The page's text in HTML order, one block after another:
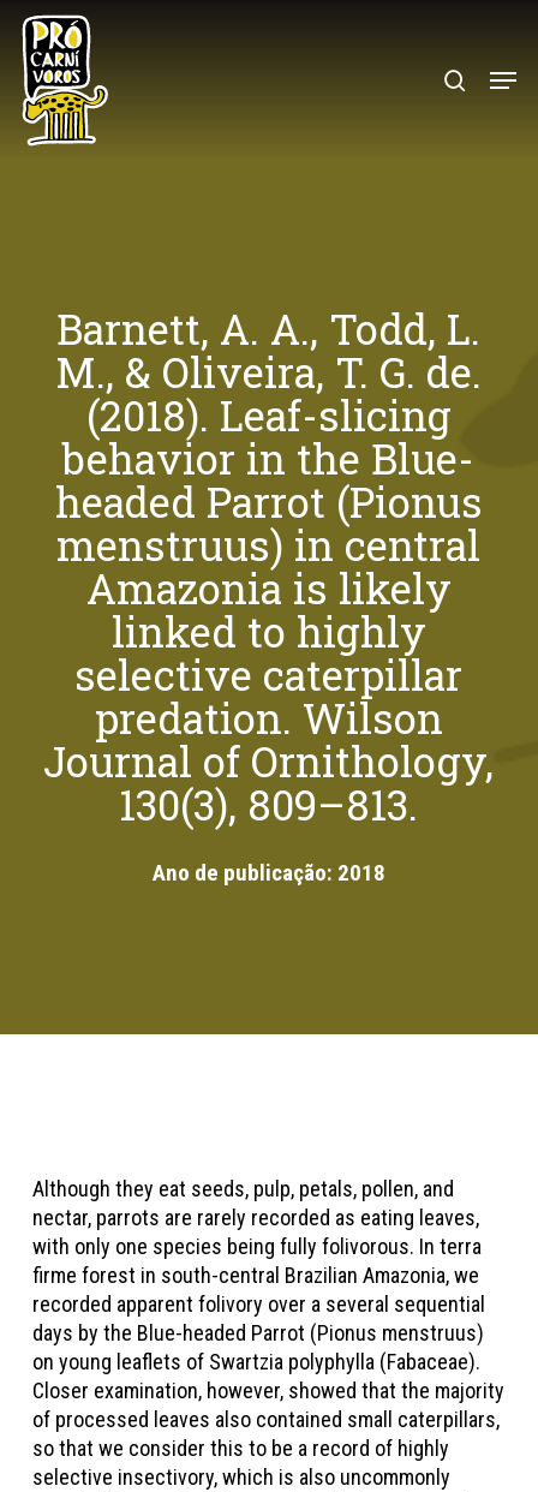
Skip
main
content
Menu
Barnett, A. A., Todd, L.
M., & Oliveira, T. G. de.
(2018). Leaf-slicing
behavior in the Blue-
headed Parrot (Pionus
menstruus) in central
Amazonia is likely
linked to highly
selective caterpillar
predation. Wilson
Journal of Ornithology,
130(3), 809–813.
Ano de publicação: 2018
Although they eat seeds, pulp, petals, pollen, and
nectar, parrots are rarely recorded as eating leaves,
with only one species being fully folivorous. In terra
firme forest in south-central Brazilian Amazonia, we
recorded apparent folivory over a several sequential
days by the Blue-headed Parrot (Pionus menstruus)
on young leaflets of Swartzia polyphylla (Fabaceae).
Closer examination, however, showed that the majority
of processed leaves also contained small caterpillars,
so that we consider this to be a record of highly
selective insectivory, which is also uncommonly